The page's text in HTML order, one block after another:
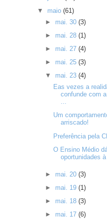
▼ maio(61)
► mai. 30 (3)
► mai. 28 (1)
► mai. 27 (4)
► mai. 25 (3)
▼ mai. 23 (4)
Eas vezes a
confunde com
...
Um
arriscado!
Preferência pela
O Ensino Médio
oportunidades
► mai. 20 (3)
► mai. 19 (1)
► mai. 18 (3)
► mai. 17 (6)